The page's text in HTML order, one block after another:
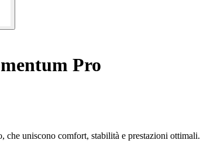
Pro
uniscono comfort, stabilità e prestazioni ottimali.